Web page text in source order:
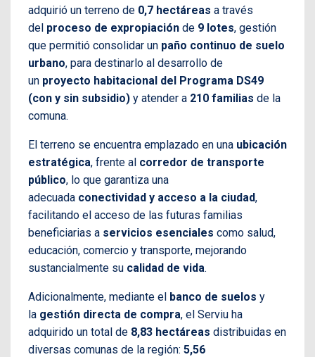
adquirió un terreno de 0,7 hectáreas a través
del proceso de expropiación de 9 lotes, gestión
que permitió consolidar un paño continuo de suelo
urbano, para destinarlo al desarrollo de
un proyecto habitacional del Programa DS49
(con y sin subsidio) y atender a 210 familias de la
comuna.
El terreno se encuentra emplazado en una ubicación
estratégica, frente al corredor de transporte
público, lo que garantiza una
adecuada conectividad y acceso a la ciudad,
facilitando el acceso de las futuras familias
beneficiarias a servicios esenciales como salud,
educación, comercio y transporte, mejorando
sustancialmente su calidad de vida.
Adicionalmente, mediante el banco de suelos y
la gestión directa de compra, el Serviu ha
adquirido un total de 8,83 hectáreas distribuidas en
diversas comunas de la región: 5,56